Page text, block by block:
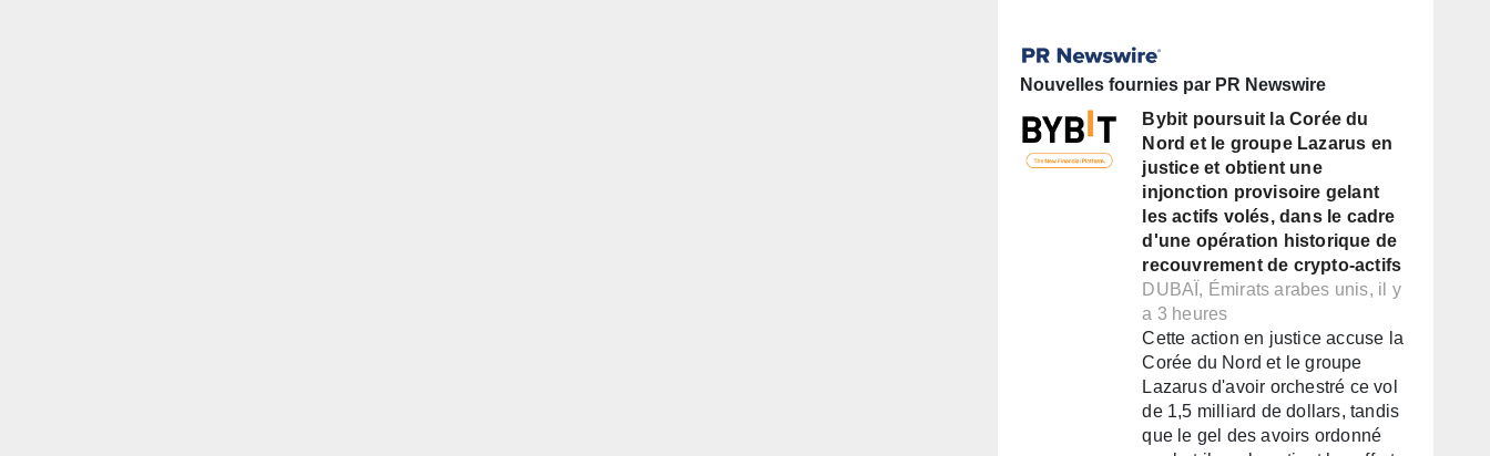
Nouvelles fournies par PR Newswire
Bybit poursuit la Corée du
Nord et le groupe Lazarus en
justice et obtient une
injonction provisoire gelant
les actifs volés, dans le cadre
d'une opération historique de
recouvrement de crypto-actifs
DUBAÏ, Émirats arabes unis, il y
a 3 heures
Cette action en justice accuse la
Corée du Nord et le groupe
Lazarus d'avoir orchestré ce vol
de 1,5 milliard de dollars, tandis
que le gel des avoirs ordonné